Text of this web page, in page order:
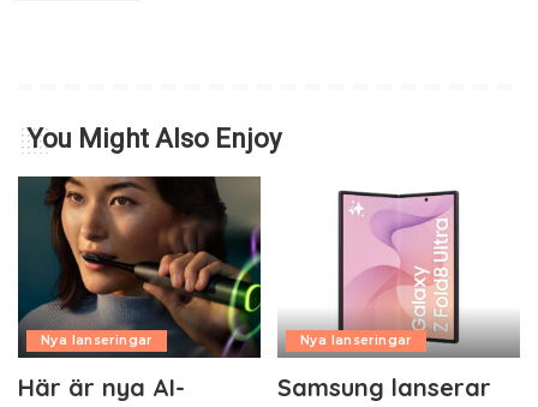
You Might Also Enjoy
Nya lanseringar
Här är nya AI-
Nya lanseringar
Samsung lanserar